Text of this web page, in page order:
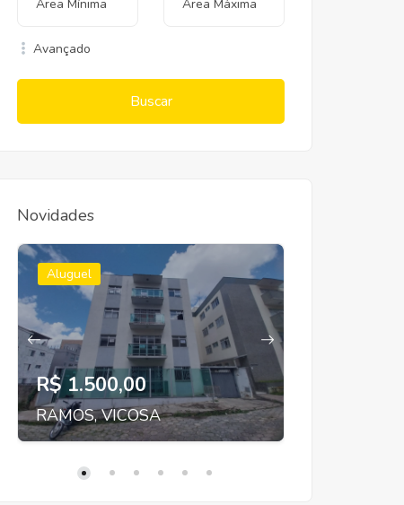
Avançado
Buscar
Novidades
Aluguel
R$ 1.500,00
RAMOS, VICOSA